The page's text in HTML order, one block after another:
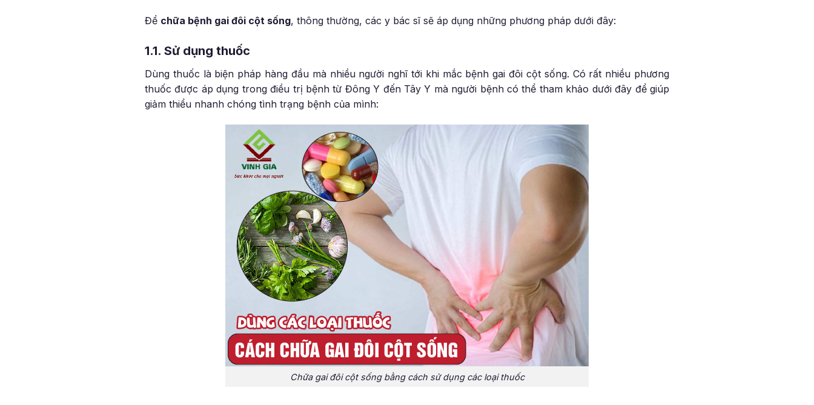
Để chữa bệnh gai đôi cột sống, thông thường, các y bác sĩ sẽ áp dụng những phương pháp dưới đây:
1.1. Sử dụng thuốc
Dùng thuốc là biện pháp hàng đầu mà nhiều người nghĩ tới khi mắc bệnh gai đôi cột sống. Có rất nhiều phương
thuốc được áp dụng trong điều trị bệnh từ Đông Y đến Tây Y mà người bệnh có thể tham khảo dưới đây để giúp
giảm thiểu nhanh chóng tình trạng bệnh của mình:
Chữa gai đôi cột sống bằng cách sử dụng các loại thuốc